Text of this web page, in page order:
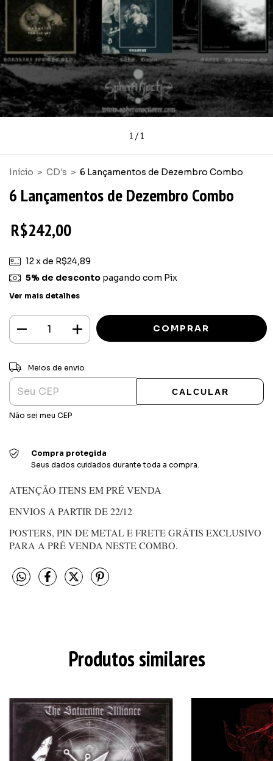
1 /1
Início > CD's > 6 Lançamentos de Dezembro Combo
6 Lançamentos de Dezembro Combo
R$242,00
12x de R$24,89
5% de descontopagando com Pix
Ver mais detalhes
Entregas para o CEP:
Meios de envio
CALCULAR
Não sei meu CEP
Compra protegida
Seus dados cuidados durante toda a compra.
ATENÇÃO ITENS EM PRÉ VENDA
ENVIOS A PARTIR DE 22/12
POSTERS, PIN DE METAL E FRETE GRÁTIS EXCLUSIVO
PARA A PRÉ VENDA NESTE COMBO.
Produtos similares